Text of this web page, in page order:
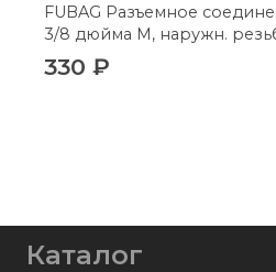
FUBAG Разъемное
3/8 дюйма M, наружн.
330 ₽
Каталог